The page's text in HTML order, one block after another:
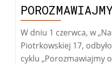
W dniu 1 czerwca, w
Piotrkowskiej 17,
cyklu „Porozmawiajmy